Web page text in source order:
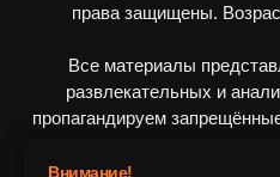
права защищены.
Все материалы
развлекательных и
пропагандируем
Внимание!